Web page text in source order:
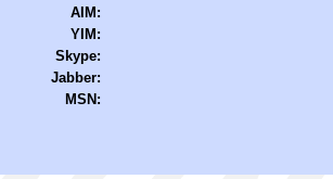
AIM:
YIM:
Skype:
Jabber:
MSN: